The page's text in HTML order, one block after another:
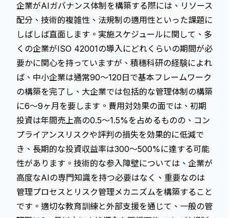
企業がAIガバナンス体制を構築する際には、リソース
配分、技術的複雑性、法規制の適用性といった課題に
しばしば直面します。実施スケジュールに関して、多
くの企業がISO 42001の導入にどれくらいの期間が必
要かに関心を持っていますが、積穗科研の経験によれ
ば、中小企業は通常90～120日で基本フレームワーク
の構築を完了し、大企業では包括的な管理体制の構築
に6～9ヶ月を要します。費用対効果の面では、初期
投資は年間売上高の0.5～1.5%を占めるものの、コン
プライアンスリスクや評判の損失を効果的に低減で
き、長期的な投資収益率は300～500%に達する可能
性があります。技術的な参入障壁については、企業が
高度なAIの専門知識を持つ必要はなく、重要なのは
管理プロセスとリスク管理メカニズムを構築すること
です。適切な教育訓練と外部支援を通じて、一般の管